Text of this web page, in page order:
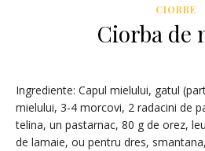
CIORBE
Ciorba de
Ingrediente: Capul mielului, gatul
mielului, 3-4 morcovi, 2 radacini de
telina, un pastarnac, 80 g de orez,
de lamaie, ou pentru dres,